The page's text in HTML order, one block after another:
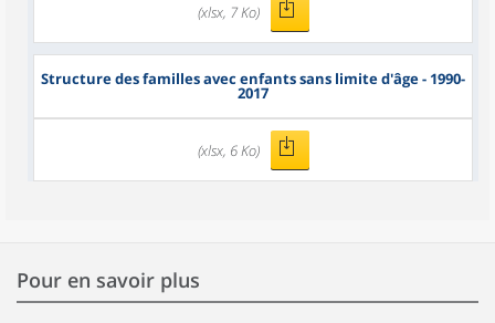
(xlsx, 7 Ko)
Structure des familles avec enfants sans limite d'âge - 1990-
2017
(xlsx, 6 Ko)
Pour en savoir plus